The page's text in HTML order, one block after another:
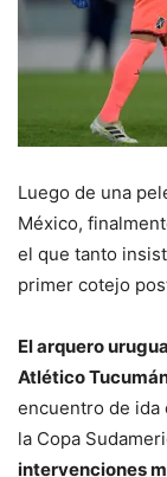
Luego de una
México,
el que tanto
primer cotejo
El arquero
Atlético
encuentro de ida
la Copa
intervenciones